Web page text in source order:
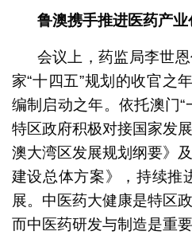
鲁澳携手推进医药产
会议上，药监局李世
家“十四五”规划的收官之
编制启动之年。依托澳门“
特区政府积极对接国家发
澳大湾区发展规划纲要》
建设总体方案》，持续推
展。中医药大健康是特区
而中医药研发与制造是重